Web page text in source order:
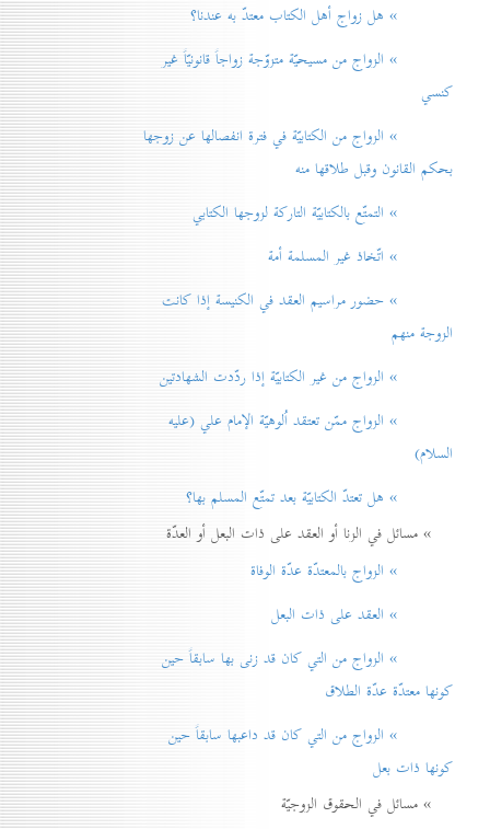
» هل زواج أهل الكتاب معتدّ به عندنا؟
» الزواج من مسيحيّة متزوّجة زواجاً قانونيّاً غير
كنسي
» الزواج من الكتابيّة في فترة انفصالها عن زوجها
بحكم القانون وقبل طلاقها منه
» التمتّع بالكتابيّة التاركة لزوجها الكتابي
» اتّخاذ غير المسلمة أمة
» حضور مراسيم العقد في الكنيسة إذا كانت
الزوجة منهم
» الزواج من غير الكتابيّة إذا ردّدت الشهادتين
» الزواج ممّن تعتقد اُلوهيّة الإمام علي (عليه
السلام)
» هل تعتدّ الكتابيّة بعد تمتّع المسلم بها؟
» مسائل في الزنا أو العقد على ذات البعل أو العدّة
» الزواج بالمعتدّة عدّة الوفاة
» العقد على ذات البعل
» الزواج من التي كان قد زنی بها سابقاً حين
كونها معتدّة عدّة الطلاق
» الزواج من التي كان قد داعبها سابقاً حين
كونها ذات بعل
» مسائل في الحقوق الزوجيّة